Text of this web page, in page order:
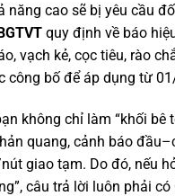
năng cao sẽ bị yêu cầu
quy định về báo
vạch kẻ, cọc tiêu, rào
công bố để áp dụng từ
không chỉ làm “khối bê
quang, cảnh báo
giao tạm. Do đó, nếu
câu trả lời luôn phải có